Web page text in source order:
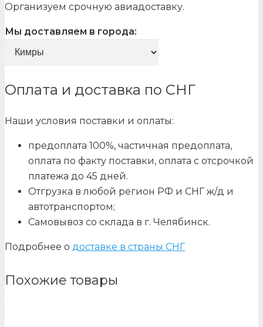
Организуем срочную авиадоставку.
Мы доставляем в города:
Оплата и доставка по СНГ
Наши условия поставки и оплаты:
предоплата 100%, частичная предоплата,
оплата по факту поставки, оплата с отсрочкой
платежа до 45 дней.
Отгрузка в любой регион РФ и СНГ ж/д и
автотранспортом;
Самовывоз со склада в г. Челябинск.
Подробнее о доставке в страны СНГ
Похожие товары